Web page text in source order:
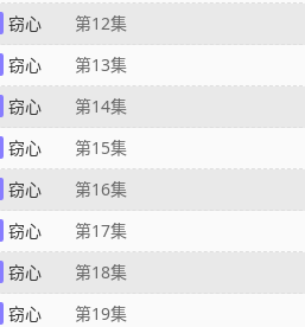
窃心 第12集
窃心 第13集
窃心 第14集
窃心 第15集
窃心 第16集
窃心 第17集
窃心 第18集
窃心 第19集